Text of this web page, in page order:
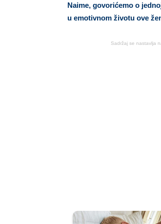
Naime, govorićemo o
u emotivnom životu ove
Sadržaj se nastavlja